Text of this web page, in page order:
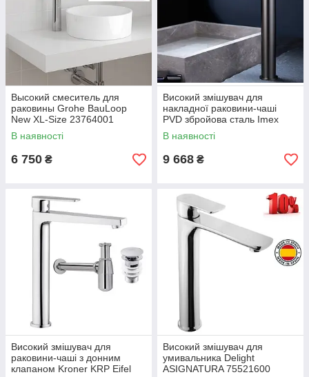
Вони вам із задоволенням вам допоможуть і надішлють
варіанти пропозицій на Вайбер, WhatsApp або Telegram з
урахуванням ваших побажань та дизайн-проектів.
Высокий смеситель для
раковины Grohe BauLoop
New XL-Size 23764001
В наявності
6 750 ₴
Високий змішувач для
накладної раковини-чаші
PVD збройова сталь Imex
Monza BLACK GUN METAL
В наявності
9 668 ₴
Високий змішувач для
раковини-чаші з донним
клапаном Kroner KRP Eifel
Високий змішувач для
умивальника Delight
ASIGNATURA 75521600